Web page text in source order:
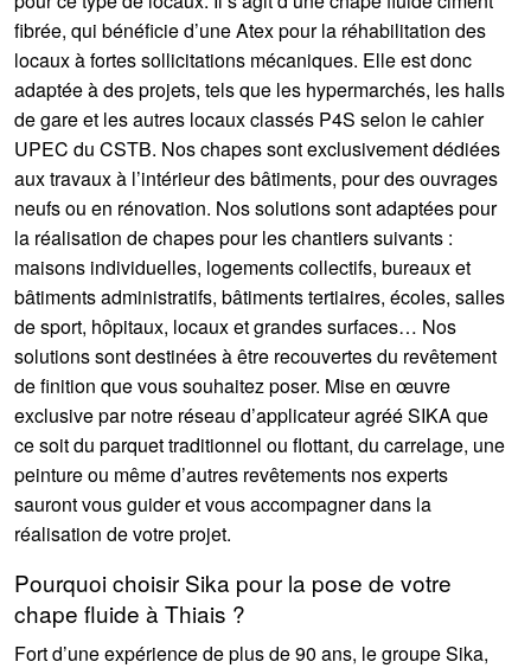
fibrée, qui bénéficie d’une Atex pour la réhabilitation des
locaux à fortes sollicitations mécaniques. Elle est donc
adaptée à des projets, tels que les hypermarchés, les halls
de gare et les autres locaux classés P4S selon le cahier
UPEC du CSTB. Nos chapes sont exclusivement dédiées
aux travaux à l’intérieur des bâtiments, pour des ouvrages
neufs ou en rénovation. Nos solutions sont adaptées pour
la réalisation de chapes pour les chantiers suivants :
maisons individuelles, logements collectifs, bureaux et
bâtiments administratifs, bâtiments tertiaires, écoles, salles
de sport, hôpitaux, locaux et grandes surfaces… Nos
solutions sont destinées à être recouvertes du revêtement
de finition que vous souhaitez poser. Mise en œuvre
exclusive par notre réseau d’applicateur agréé SIKA que
ce soit du parquet traditionnel ou flottant, du carrelage, une
peinture ou même d’autres revêtements nos experts
sauront vous guider et vous accompagner dans la
réalisation de votre projet.
Pourquoi choisir Sika pour la pose de votre
chape fluide à Thiais ?
Fort d’une expérience de plus de 90 ans, le groupe Sika,